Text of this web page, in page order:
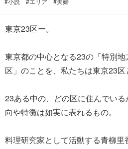
東京23区ー。
東京都の中心となる23の「特別
区」のことを、私たちは東京23区
23ある中の、どの区に住んでい
向や特徴は如実に表れるもの。
料理研究家として活動する青柳里